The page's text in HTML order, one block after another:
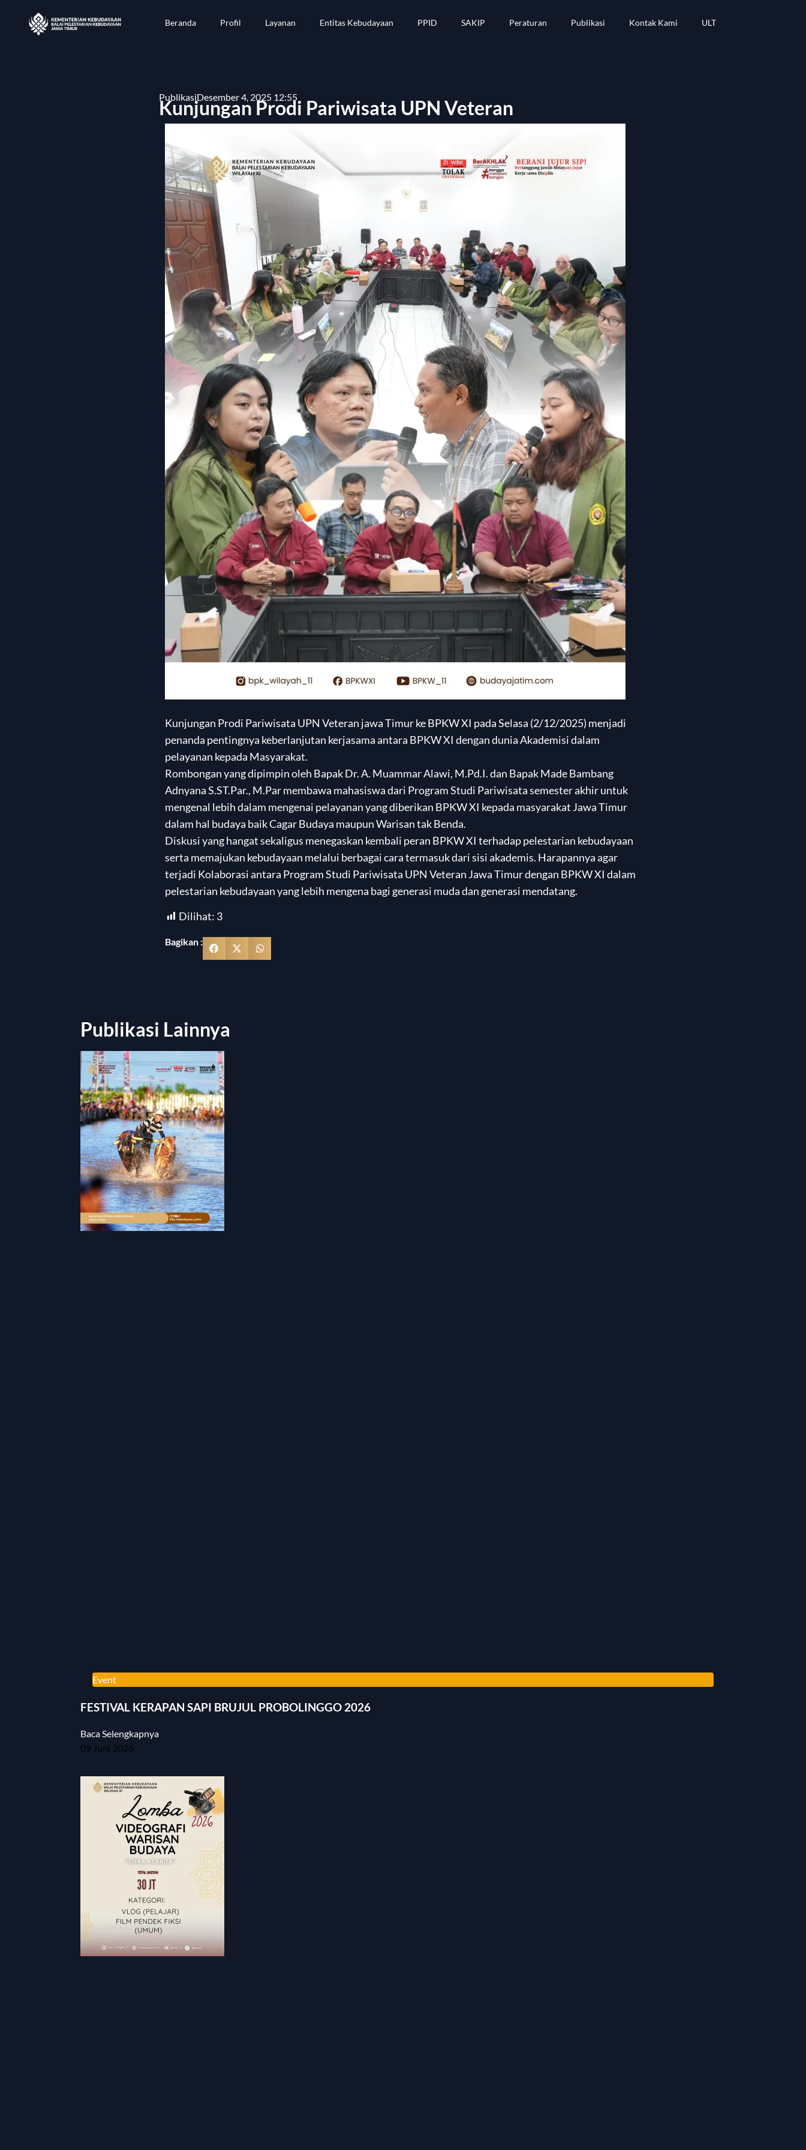
Beranda Profil Layanan Entitas Kebudayaan PPID SAKIP Peraturan Publikasi Kontak Kami ULT
PublikasiDesember 4, 2025 12:55
Kunjungan Prodi Pariwisata UPN Veteran
Kunjungan Prodi Pariwisata UPN Veteran jawa Timur ke BPKW XI pada Selasa (2/12/2025) menjadi
penanda pentingnya keberlanjutan kerjasama antara BPKW XI dengan dunia Akademisi dalam
pelayanan kepada Masyarakat.
Rombongan yang dipimpin oleh Bapak Dr. A. Muammar Alawi, M.Pd.I. dan Bapak Made Bambang
Adnyana S.ST.Par., M.Par membawa mahasiswa dari Program Studi Pariwisata semester akhir untuk
mengenal lebih dalam mengenai pelayanan yang diberikan BPKW XI kepada masyarakat Jawa Timur
dalam hal budaya baik Cagar Budaya maupun Warisan tak Benda.
Diskusi yang hangat sekaligus menegaskan kembali peran BPKW XI terhadap pelestarian kebudayaan
serta memajukan kebudayaan melalui berbagai cara termasuk dari sisi akademis. Harapannya agar
terjadi Kolaborasi antara Program Studi Pariwisata UPN Veteran Jawa Timur dengan BPKW XI dalam
pelestarian kebudayaan yang lebih mengena bagi generasi muda dan generasi mendatang.
Dilihat: 3
Bagikan :
Publikasi Lainnya
Event
FESTIVAL KERAPAN SAPI BRUJUL PROBOLINGGO 2026
Baca Selengkapnya
09 Juni 2026